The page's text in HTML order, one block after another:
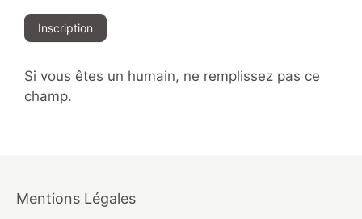
Inscription
Si vous êtes un humain, ne remplissez pas ce
champ.
Mentions Légales